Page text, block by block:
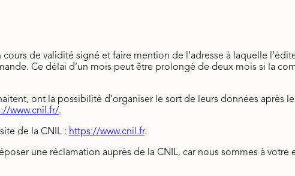
de validité signé et faire mention de l’adresse à laquelle
Ce délai d’un mois peut être prolongé de deux mois si la
ont la possibilité d’organiser le sort de leurs données après
www.cnil.fr/.
de la CNIL : https://www.cnil.fr.
une réclamation auprès de la CNIL, car nous sommes à votre